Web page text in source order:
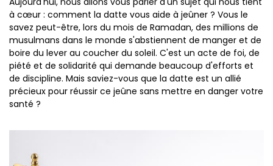
à cœur : comment la datte vous aide à jeûner ? Vous le
savez peut-être, lors du mois de Ramadan, des millions de
musulmans dans le monde s'abstiennent de manger et de
boire du lever au coucher du soleil. C'est un acte de foi, de
piété et de solidarité qui demande beaucoup d'efforts et
de discipline. Mais saviez-vous que la datte est un allié
précieux pour réussir ce jeûne sans mettre en danger votre
santé ?